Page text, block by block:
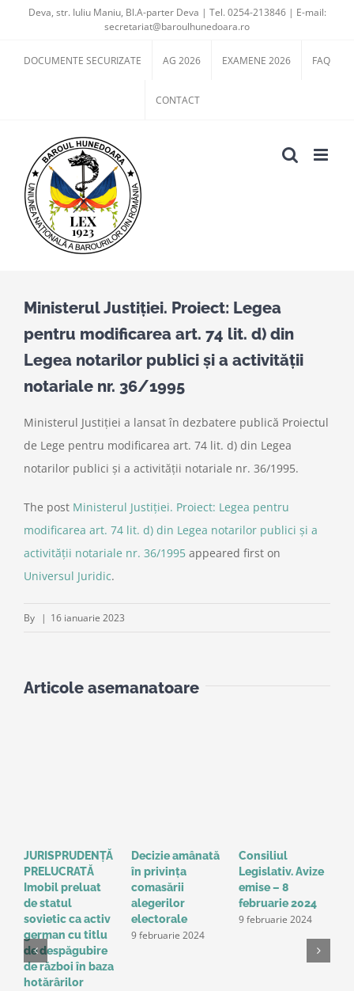
content
Deva, str. Iuliu Maniu, Bl.A-parter Deva | Tel. 0254-213846 | E-mail:
secretariat@baroulhunedoara.ro
DOCUMENTE SECURIZATE AG 2026 EXAMENE 2026 FAQ
CONTACT
Ministerul Justiției. Proiect: Legea
pentru modificarea art. 74 lit. d) din
Legea notarilor publici și a activității
notariale nr. 36/1995
Ministerul Justiției a lansat în dezbatere publică Proiectul
de Lege pentru modificarea art. 74 lit. d) din Legea
notarilor publici și a activității notariale nr. 36/1995.
The post Ministerul Justiției. Proiect: Legea pentru
modificarea art. 74 lit. d) din Legea notarilor publici și a
activității notariale nr. 36/1995 appeared first on
Universul Juridic.
By | 16 ianuarie 2023
Articole asemanatoare
JURISPRUDENȚĂ
PRELUCRATĂ
Imobil preluat
de statul
sovietic ca activ
german cu titlu
de despăgubire
de război în baza
hotărârilor
Decizie amânată
în privinţa
comasării
alegerilor
electorale
9 februarie 2024
Consiliul
Legislativ. Avize
emise – 8
februarie 2024
9 februarie 2024